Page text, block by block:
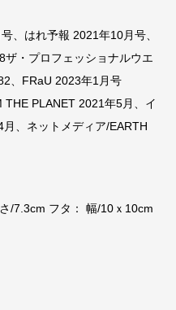
、はれ予報 2021年10月号、
ザ・プロフェッショナルウエ
、FRaU 2023年1月号
THE PLANET 2021年5月、イ
、ネットメディア/EARTH
/7.3cm フタ： 幅/10ｘ10cm